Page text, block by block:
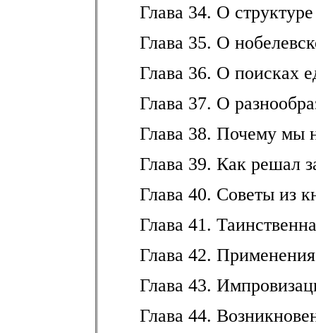
Глава 34. О
Глава 35. О
Глава 36. О поисках
Глава 37. О
Глава 38. Почему мы
Глава 39. Как решал
Глава 40. Советы из
Глава 41.
Глава 42.
Глава 43.
Глава 44.